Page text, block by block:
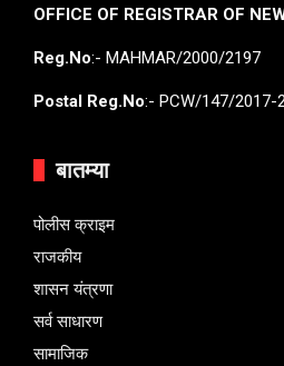
OFFICE OF REGISTRAR OF
Reg.No:- MAHMAR/2000/2197
Postal Reg.No:- PCW/147/2017-
बातम्या
पोलीस क्राइम
राजकीय
शासन यंत्रणा
सर्व साधारण
सामाजिक